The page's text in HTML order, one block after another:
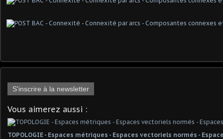
S'inscrire à la newsletter
Vous aimerez aussi :
TOPOLOGIE - Espaces métriques - Espaces vectoriels normés -